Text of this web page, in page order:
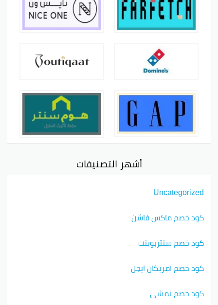
أشهر التصنيفات
Uncategorized
كود خصم ماكس فاشن
كود خصم سنتربوينت
كود خصم امريكان ايجل
كود خصم نمشي